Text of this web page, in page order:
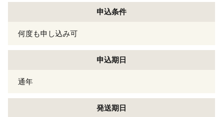
申込条件
何度も申し込み可
申込期日
通年
発送期日